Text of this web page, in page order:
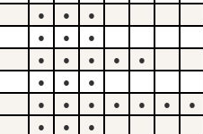
● ●
●
● ●
●
● ● ● ●
●
● ● ●
● ● ● ● ● ● ●
● ●
●